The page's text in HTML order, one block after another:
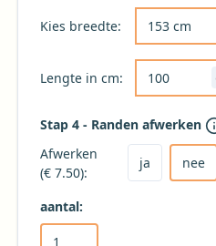
Kies breedte:
Lengte in cm:
Stap 4 - Randen afwerken
Afwerken
(€ 7.50):
ja
Kies ja om
nee
Kies nee
aantal: